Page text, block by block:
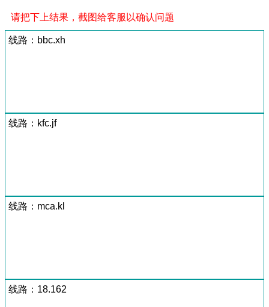
请把下上结果，截图给客服以确认问题
线路：bbc.xh
线路：kfc.jf
线路：mca.kl
线路：18.162